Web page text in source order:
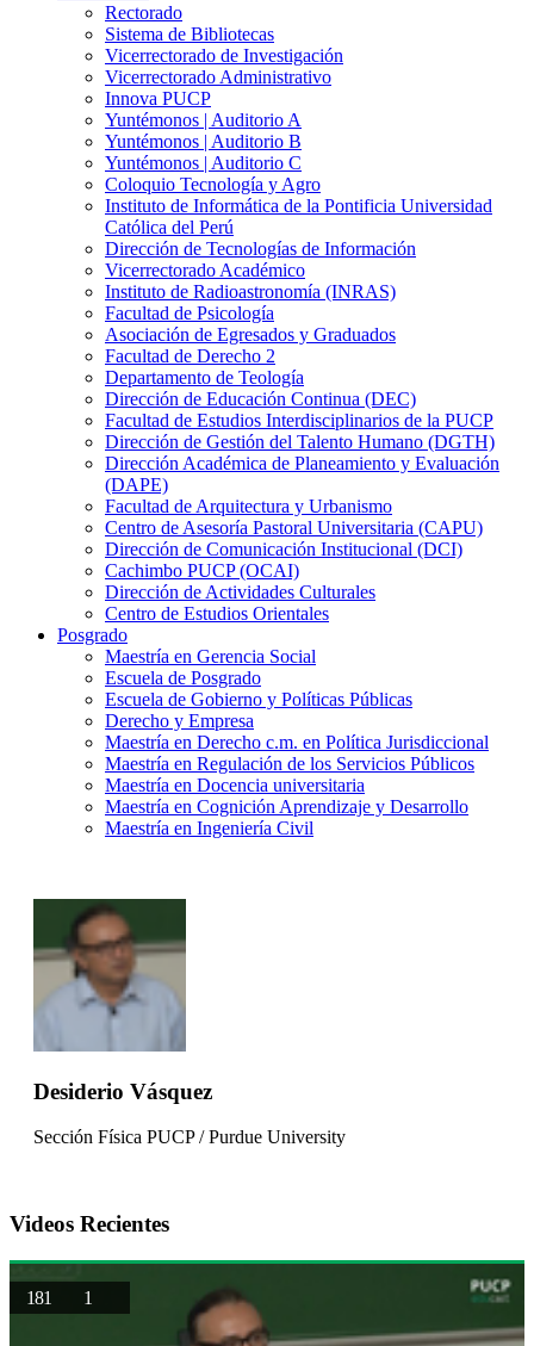
Rectorado
Sistema de Bibliotecas
Vicerrectorado de Investigación
Vicerrectorado Administrativo
Innova PUCP
Yuntémonos | Auditorio A
Yuntémonos | Auditorio B
Yuntémonos | Auditorio C
Coloquio Tecnología y Agro
Instituto de Informática de la Pontificia Universidad
Católica del Perú
Dirección de Tecnologías de Información
Vicerrectorado Académico
Instituto de Radioastronomía (INRAS)
Facultad de Psicología
Asociación de Egresados y Graduados
Facultad de Derecho 2
Departamento de Teología
Dirección de Educación Continua (DEC)
Facultad de Estudios Interdisciplinarios de la PUCP
Dirección de Gestión del Talento Humano (DGTH)
Dirección Académica de Planeamiento y Evaluación
(DAPE)
Facultad de Arquitectura y Urbanismo
Centro de Asesoría Pastoral Universitaria (CAPU)
Dirección de Comunicación Institucional (DCI)
Cachimbo PUCP (OCAI)
Dirección de Actividades Culturales
Centro de Estudios Orientales
Posgrado
Maestría en Gerencia Social
Escuela de Posgrado
Escuela de Gobierno y Políticas Públicas
Derecho y Empresa
Maestría en Derecho c.m. en Política Jurisdiccional
Maestría en Regulación de los Servicios Públicos
Maestría en Docencia universitaria
Maestría en Cognición Aprendizaje y Desarrollo
Maestría en Ingeniería Civil
Desiderio Vásquez
Sección Física PUCP / Purdue University
Videos Recientes
181 1